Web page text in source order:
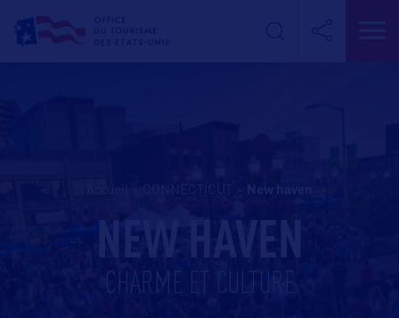
new haven
NEW HAVEN
CHARME ET CULTURE